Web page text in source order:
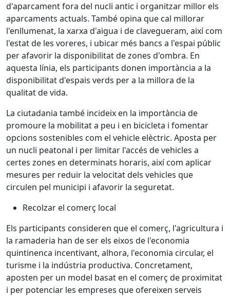
d'aparcament fora del nucli antic i organitzar millor els
aparcaments actuals. També opina que cal millorar
l'enllumenat, la xarxa d'aigua i de clavegueram, així com
l'estat de les voreres, i ubicar més bancs a l'espai públic
per afavorir la disponibilitat de zones d'ombra. En
aquesta línia, els participants donen importància a la
disponibilitat d'espais verds per a la millora de la
qualitat de vida.
La ciutadania també incideix en la importància de
promoure la mobilitat a peu i en bicicleta i fomentar
opcions sostenibles com el vehicle elèctric. Aposta per
un nucli peatonal i per limitar l'accés de vehicles a
certes zones en determinats horaris, així com aplicar
mesures per reduir la velocitat dels vehicles que
circulen pel municipi i afavorir la seguretat.
Recolzar el comerç local
Els participants consideren que el comerç, l'agricultura i
la ramaderia han de ser els eixos de l'economia
quintinenca incentivant, alhora, l'economia circular, el
turisme i la indústria productiva. Concretament,
aposten per un model basat en el comerç de proximitat
i per potenciar les empreses que ofereixen serveis